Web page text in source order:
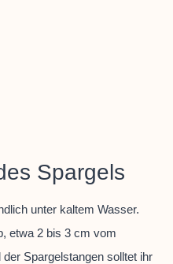
Spargels
unter kaltem Wasser.
etwa 2 bis 3 cm vom
Spargelstangen solltet ihr